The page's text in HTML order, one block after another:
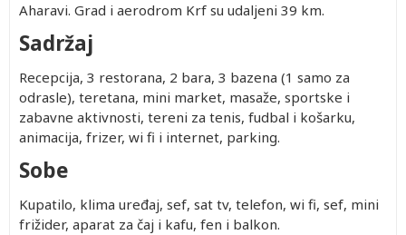
Aharavi. Grad i aerodrom Krf su udaljeni 39 km.
Sadržaj
Recepcija, 3 restorana, 2 bara, 3 bazena (1 samo za
odrasle), teretana, mini market, masaže, sportske i
zabavne aktivnosti, tereni za tenis, fudbal i košarku,
animacija, frizer, wi fi i internet, parking.
Sobe
Kupatilo, klima uređaj, sef, sat tv, telefon, wi fi, sef, mini
frižider, aparat za čaj i kafu, fen i balkon.